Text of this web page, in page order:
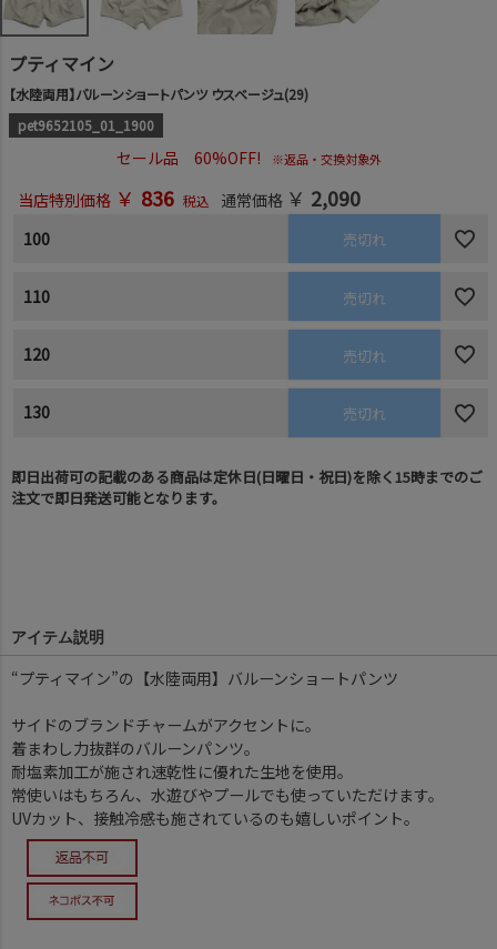
プティマイン
【水陸両用】バルーンショートパンツ ウスベージュ(29)
pet9652105_01_1900
セール品 60%OFF! ※返品・交換対象外
当店特別価格 ￥ 836 税込 通常価格 ￥ 2,090
100 売切れ
110 売切れ
120 売切れ
130 売切れ
即日出荷可の記載のある商品は定休日(日曜日・祝日)を除く15時までのご
注文で即日発送可能となります。
アイテム説明
“プティマイン”の【水陸両用】バルーンショートパンツ
サイドのブランドチャームがアクセントに。
着まわし力抜群のバルーンパンツ。
耐塩素加工が施され速乾性に優れた生地を使用。
常使いはもちろん、水遊びやプールでも使っていただけます。
UVカット、接触冷感も施されているのも嬉しいポイント。